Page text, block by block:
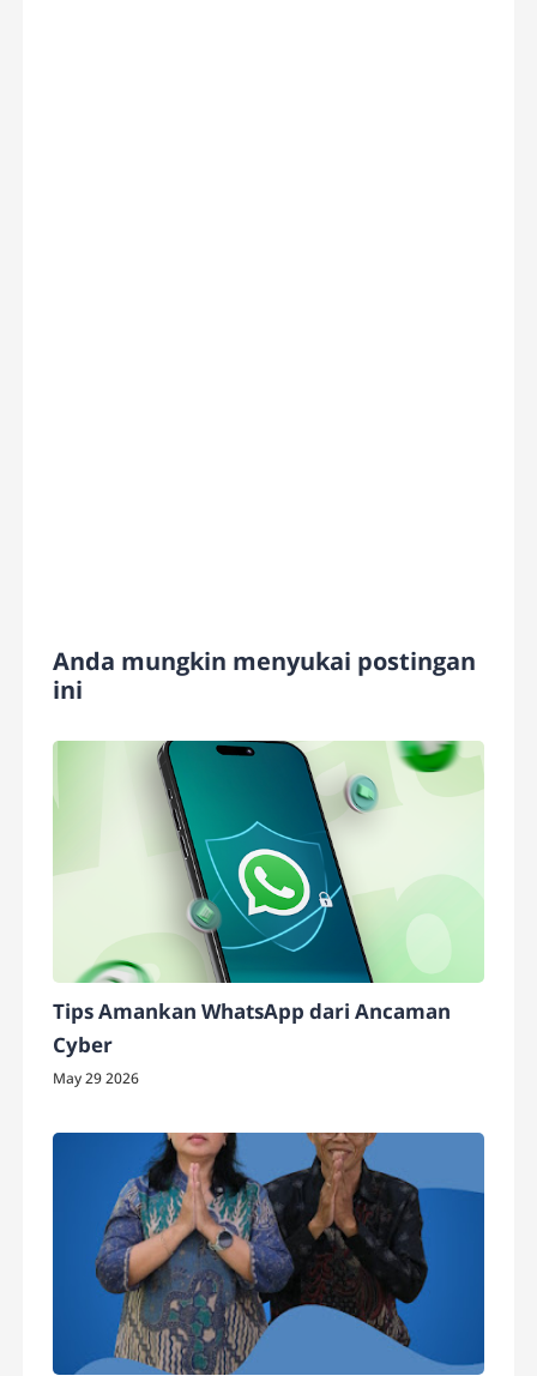
Anda mungkin menyukai postingan
ini
Tips Amankan WhatsApp dari Ancaman
Cyber
May 29 2026